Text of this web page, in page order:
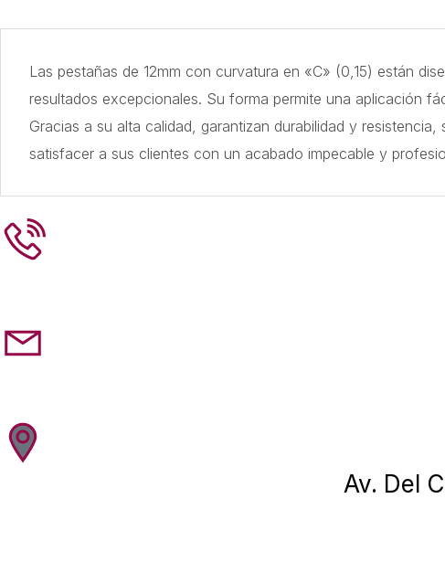
Las pestañas de 12mm con curvatura en «C» (0,15) están
resultados excepcionales. Su forma permite una aplicación
Gracias a su alta calidad, garantizan durabilidad y
satisfacer a sus clientes con un acabado impecable y
Av. Del